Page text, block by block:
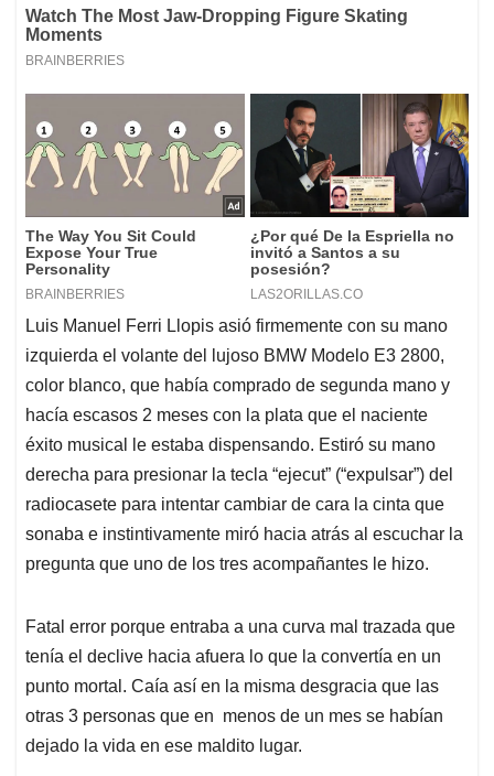
Luis Manuel Ferri Llopis asió firmemente con su mano
izquierda el volante del lujoso BMW Modelo E3 2800,
color blanco, que había comprado de segunda mano y
hacía escasos 2 meses con la plata que el naciente
éxito musical le estaba dispensando. Estiró su mano
derecha para presionar la tecla “ejecut” (“expulsar”) del
radiocasete para intentar cambiar de cara la cinta que
sonaba e instintivamente miró hacia atrás al escuchar la
pregunta que uno de los tres acompañantes le hizo.
Fatal error porque entraba a una curva mal trazada que
tenía el declive hacia afuera lo que la convertía en un
punto mortal. Caía así en la misma desgracia que las
otras 3 personas que en menos de un mes se habían
dejado la vida en ese maldito lugar.